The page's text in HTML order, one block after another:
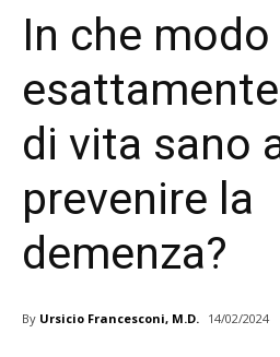
In che modo
di vita sano
prevenire la
demenza?
By Ursicio Francesconi, M.D. 14/02/2024